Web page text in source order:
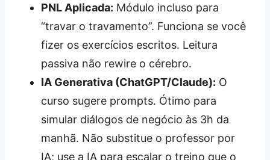
PNL Aplicada: Módulo incluso para
“travar o travamento”. Funciona se você
fizer os exercícios escritos. Leitura
passiva não rewire o cérebro.
IA Generativa (ChatGPT/Claude): O
curso sugere prompts. Ótimo para
simular diálogos de negócio às 3h da
manhã. Não substitue o professor por
IA; use a IA para escalar o treino que o